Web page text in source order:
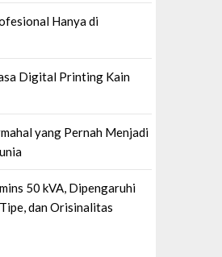
Hanya di
Digital Printing Kain
yang Pernah Menjadi
50 kVA, Dipengaruhi
dan Orisinalitas